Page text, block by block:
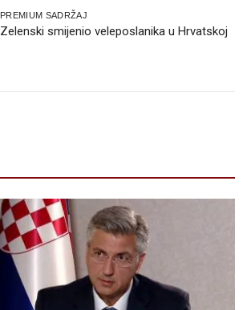
PREMIUM SADRŽAJ
Zelenski smijenio veleposlanika u Hrvatskoj